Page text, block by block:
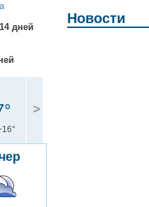
дней
>
Новости